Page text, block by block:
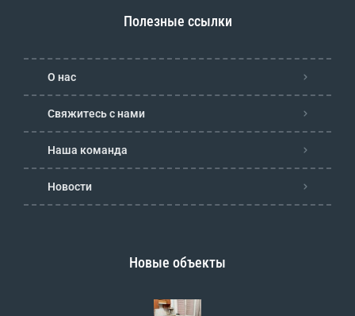
Полезные ссылки
О нас
Свяжитесь с нами
Наша команда
Новости
Новые объекты